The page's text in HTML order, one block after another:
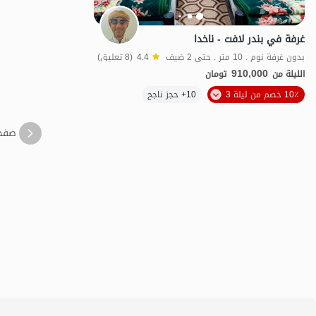
غرفة في بندر لافت - ناخدا
بدون غرفة نوم . 10 متر . حتى 2 ضيف 4.4 (8 تعليق)
الليلة من 910,000 تومان
10٪ خصم من ليلة 3
10+ حجز ناجح